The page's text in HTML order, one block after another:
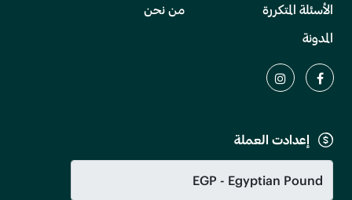
الأسئلة المتكررة
من نحن
المدونة
إعدادت العملة